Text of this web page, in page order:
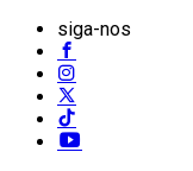
siga-nos